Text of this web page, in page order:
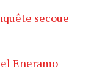
secoue
Eneramo